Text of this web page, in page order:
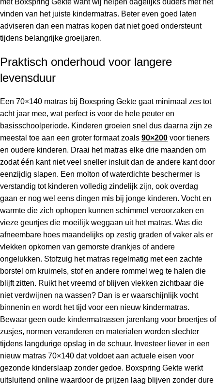
vinden van het juiste kindermatras. Beter even goed laten
adviseren dan een matras kopen dat niet goed ondersteunt
tijdens belangrijke groeijaren.
Praktisch onderhoud voor langere
levensduur
Een 70×140 matras bij Boxspring Gekte gaat minimaal zes tot
acht jaar mee, wat perfect is voor de hele peuter en
basisschoolperiode. Kinderen groeien snel dus daarna zijn ze
meestal toe aan een groter formaat zoals 90×200 voor tieners
en oudere kinderen. Draai het matras elke drie maanden om
zodat één kant niet veel sneller insluit dan de andere kant door
eenzijdig slapen. Een molton of waterdichte beschermer is
verstandig tot kinderen volledig zindelijk zijn, ook overdag
gaan er nog wel eens dingen mis bij jonge kinderen. Vocht en
warmte die zich ophopen kunnen schimmel veroorzaken en
vieze geurtjes die moeilijk weggaan uit het matras. Was die
afneembare hoes maandelijks op zestig graden of vaker als er
vlekken opkomen van gemorste drankjes of andere
ongelukken. Stofzuig het matras regelmatig met een zachte
borstel om kruimels, stof en andere rommel weg te halen die
blijft zitten. Ruikt het vreemd of blijven vlekken zichtbaar die
niet verdwijnen na wassen? Dan is er waarschijnlijk vocht
binnenin en wordt het tijd voor een nieuw kindermatras.
Bewaar geen oude kindermatrassen jarenlang voor broertjes of
zusjes, normen veranderen en materialen worden slechter
tijdens langdurige opslag in de schuur. Investeer liever in een
nieuw matras 70×140 dat voldoet aan actuele eisen voor
gezonde kinderslaap zonder gedoe. Boxspring Gekte werkt
uitsluitend online waardoor de prijzen laag blijven zonder dure